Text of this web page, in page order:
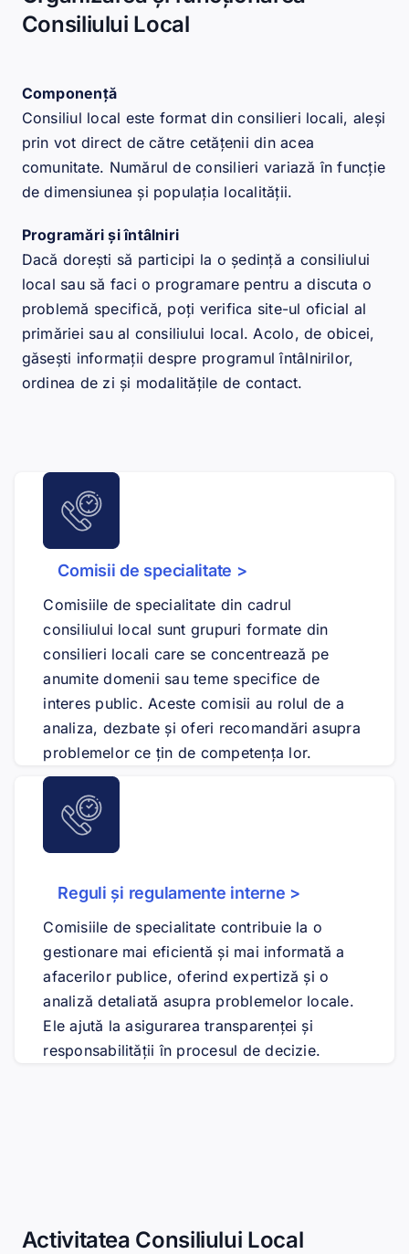
Consiliului Local
Componență
Consiliul local este format din consilieri locali, aleși
prin vot direct de către cetățenii din acea
comunitate. Numărul de consilieri variază în funcție
de dimensiunea și populația localității.
Programări și întâlniri
Dacă dorești să participi la o ședință a consiliului
local sau să faci o programare pentru a discuta o
problemă specifică, poți verifica site-ul oficial al
primăriei sau al consiliului local. Acolo, de obicei,
găsești informații despre programul întâlnirilor,
ordinea de zi și modalitățile de contact.
Comisii de specialitate >
Comisiile de specialitate din cadrul
consiliului local sunt grupuri formate din
consilieri locali care se concentrează pe
anumite domenii sau teme specifice de
interes public. Aceste comisii au rolul de a
analiza, dezbate și oferi recomandări asupra
problemelor ce țin de competența lor.
Reguli și regulamente interne >
Comisiile de specialitate contribuie la o
gestionare mai eficientă și mai informată a
afacerilor publice, oferind expertiză și o
analiză detaliată asupra problemelor locale.
Ele ajută la asigurarea transparenței și
responsabilității în procesul de decizie.
Activitatea Consiliului Local